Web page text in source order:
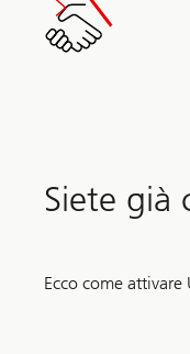
Siete già
Ecco come attivare